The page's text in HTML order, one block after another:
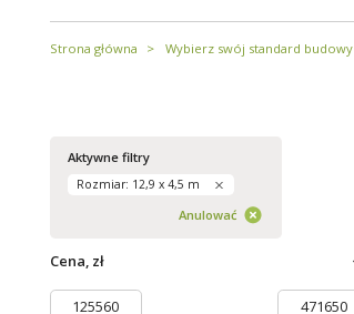
Strona główna Wybierz swój standard budowy
Aktywne filtry
Rozmiar: 12,9 x 4,5 m
Anulować
Cena, zł